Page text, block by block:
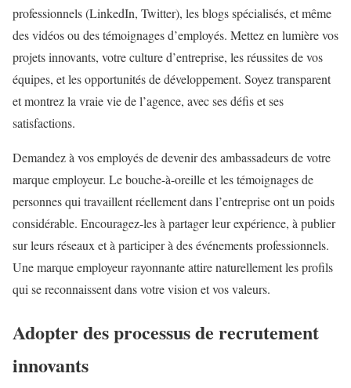
professionnels (LinkedIn, Twitter), les blogs spécialisés, et même
des vidéos ou des témoignages d’employés. Mettez en lumière vos
projets innovants, votre culture d’entreprise, les réussites de vos
équipes, et les opportunités de développement. Soyez transparent
et montrez la vraie vie de l’agence, avec ses défis et ses
satisfactions.
Demandez à vos employés de devenir des ambassadeurs de votre
marque employeur. Le bouche-à-oreille et les témoignages de
personnes qui travaillent réellement dans l’entreprise ont un poids
considérable. Encouragez-les à partager leur expérience, à publier
sur leurs réseaux et à participer à des événements professionnels.
Une marque employeur rayonnante attire naturellement les profils
qui se reconnaissent dans votre vision et vos valeurs.
Adopter des processus de recrutement
innovants